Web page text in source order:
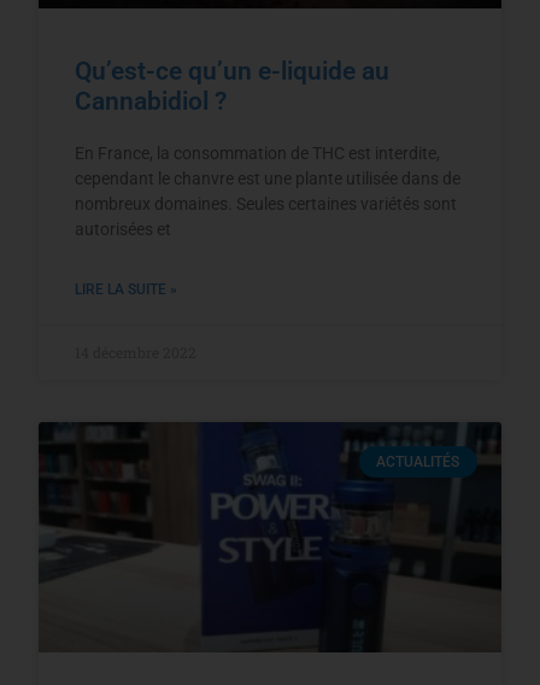
Qu’est-ce qu’un e-liquide au
Cannabidiol ?
En France, la consommation de THC est interdite,
cependant le chanvre est une plante utilisée dans de
nombreux domaines. Seules certaines variétés sont
autorisées et
LIRE LA SUITE »
ACTUALITÉS